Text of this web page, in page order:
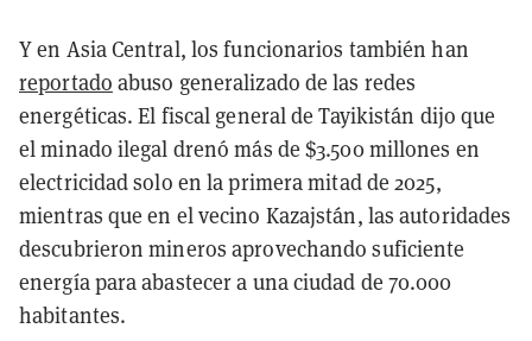
Y en Asia Central, los funcionarios también han
reportado abuso generalizado de las redes
energéticas. El fiscal general de Tayikistán dijo que
el minado ilegal drenó más de $3.500 millones en
electricidad solo en la primera mitad de 2025,
mientras que en el vecino Kazajstán, las autoridades
descubrieron mineros aprovechando suficiente
energía para abastecer a una ciudad de 70.000
habitantes.